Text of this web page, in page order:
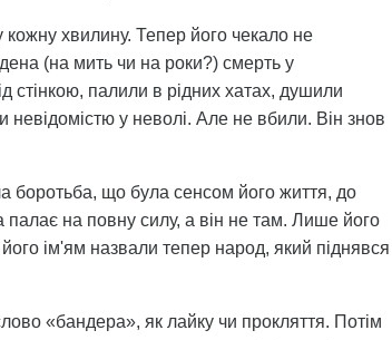
хвилину. Тепер його чекало не
(на мить чи на роки?) смерть у
стінкою, палили в рідних хатах, душили
у неволі. Але не вбили. Він знов
боротьба, що була сенсом його життя, до
палає на повну силу, а він не там. Лише його
ім'ям назвали тепер народ, який піднявся
«бандера», як лайку чи прокляття. Потім